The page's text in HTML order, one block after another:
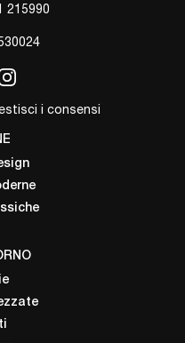
215990
i consensi